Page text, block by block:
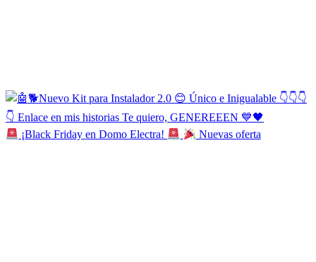
¡Black Friday en Domo Electra! Nuevas oferta